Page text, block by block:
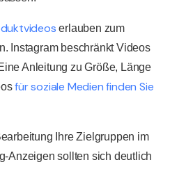
erlauben zum
Instagram beschränkt Videos
Anleitung zu Größe, Länge
für soziale Medien finden Sie
Ihre Zielgruppen im
Anzeigen sollten sich deutlich